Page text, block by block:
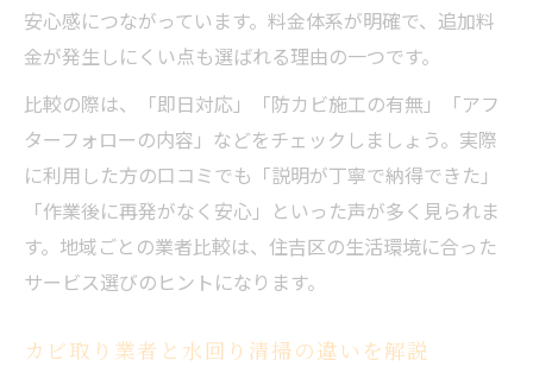
安心感につながっています。料金体系が明確で、追加料
金が発生しにくい点も選ばれる理由の一つです。
比較の際は、「即日対応」「防カビ施工の有無」「アフ
ターフォローの内容」などをチェックしましょう。実際
に利用した方の口コミでも「説明が丁寧で納得できた」
「作業後に再発がなく安心」といった声が多く見られま
す。地域ごとの業者比較は、住吉区の生活環境に合った
サービス選びのヒントになります。
カビ取り業者と水回り清掃の違いを解説